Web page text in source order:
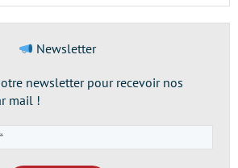
Newsletter
newsletter pour recevoir nos
mail !
e-